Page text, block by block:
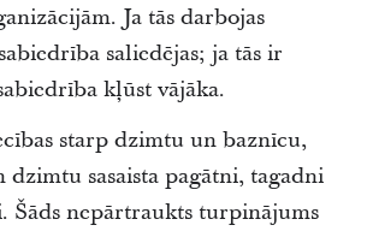
Ja tās darbojas
saliedējas; ja tās ir
kļūst vājāka.
starp dzimtu un baznīcu,
dzimtu sasaista pagātni, tagadni
Šāds nepārtraukts turpinājums